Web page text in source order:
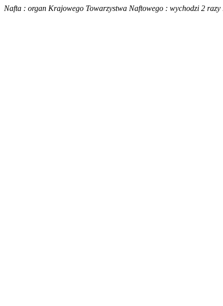
Nafta : organ Krajowego Towarzystwa Naftowego : wychodzi 2